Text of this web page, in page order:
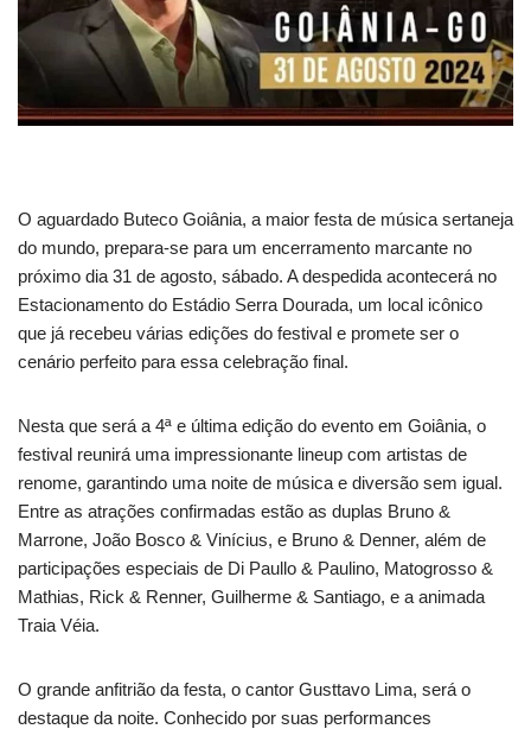
O aguardado Buteco Goiânia, a maior festa de música sertaneja
do mundo, prepara-se para um encerramento marcante no
próximo dia 31 de agosto, sábado. A despedida acontecerá no
Estacionamento do Estádio Serra Dourada, um local icônico
que já recebeu várias edições do festival e promete ser o
cenário perfeito para essa celebração final.
Nesta que será a 4ª e última edição do evento em Goiânia, o
festival reunirá uma impressionante lineup com artistas de
renome, garantindo uma noite de música e diversão sem igual.
Entre as atrações confirmadas estão as duplas Bruno &
Marrone, João Bosco & Vinícius, e Bruno & Denner, além de
participações especiais de Di Paullo & Paulino, Matogrosso &
Mathias, Rick & Renner, Guilherme & Santiago, e a animada
Traia Véia.
O grande anfitrião da festa, o cantor Gusttavo Lima, será o
destaque da noite. Conhecido por suas performances